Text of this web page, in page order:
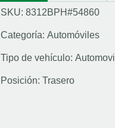
SKU: 8312BPH#54860
Categoría: Automóviles
Tipo de vehículo: Automovil
Posición: Trasero